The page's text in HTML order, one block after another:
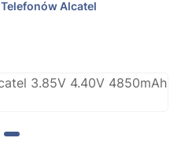
Telefonów Alcatel